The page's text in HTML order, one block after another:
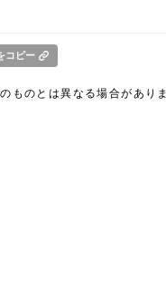
コピー
ものとは異なる場合があり